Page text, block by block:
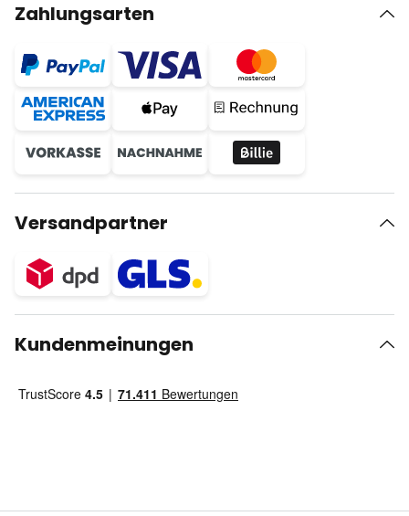
Zahlungsarten
Versandpartner
Kundenmeinungen